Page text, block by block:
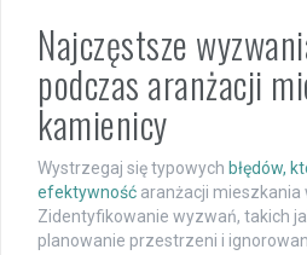
Najczęstsze
podczas aranżacji
kamienicy
Wystrzegaj się typowych błędów,
efektywność aranżacji mieszkania
Zidentyfikowanie wyzwań, takich
planowanie przestrzeni i